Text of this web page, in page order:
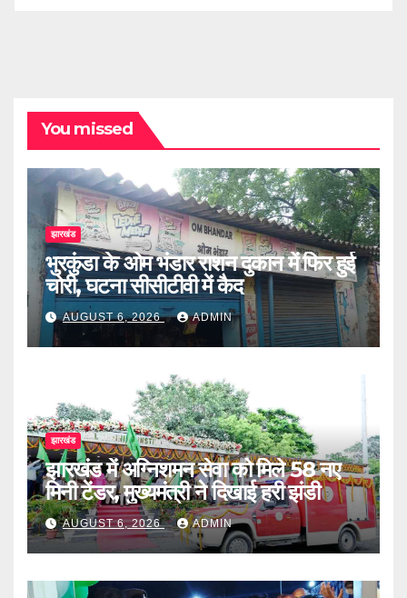
You missed
झारखंड
भुरकुंडा के ओम भंडार राशन दुकान में फिर हुई
चोरी, घटना सीसीटीवी में कैद
AUGUST 6, 2026 ADMIN
झारखंड
झारखंड में अग्निशमन सेवा को मिले 58 नए
मिनी टेंडर, मुख्यमंत्री ने दिखाई हरी झंडी
AUGUST 6, 2026 ADMIN